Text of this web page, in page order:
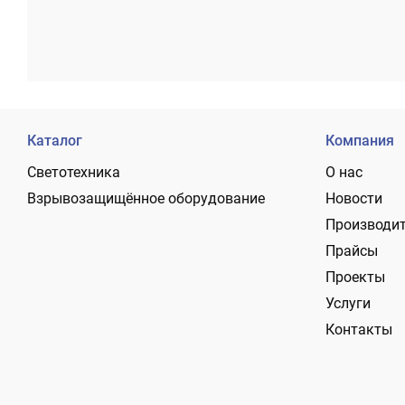
Каталог
Светотехника
Взрывозащищённое оборудование
Компания
О нас
Новости
Прайсы
Проекты
Услуги
Контакты